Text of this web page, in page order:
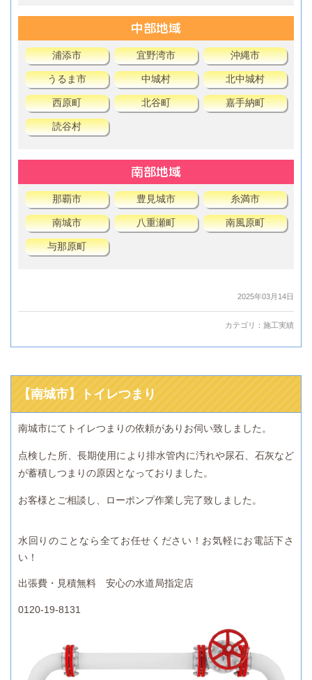
中部地域
浦添市 宜野湾市 沖縄市
うるま市 中城村 北中城村
西原町 北谷町 嘉手納町
読谷村
南部地域
那覇市 豊見城市 糸満市
南城市 八重瀬町 南風原町
与那原町
2025年03月14日
カテゴリ： 施工実績
【南城市】トイレつまり
南城市にてトイレつまりの依頼がありお伺い致しました。
点検した所、長期使用により排水管内に汚れや尿石、石灰など
が蓄積しつまりの原因となっておりました。
お客様とご相談し、ローポンプ作業し完了致しました。
水回りのことなら全てお任せください！お気軽にお電話下さ
い！
出張費・見積無料 安心の水道局指定店
0120-19-8131